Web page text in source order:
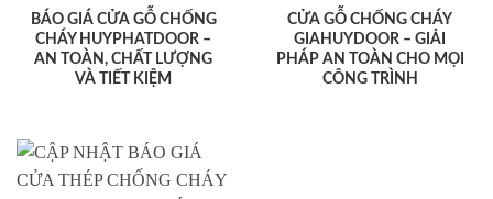
BÁO GIÁ CỬA GỖ CHỐNG
CHÁY HUYPHATDOOR –
AN TOÀN, CHẤT LƯỢNG
VÀ TIẾT KIỆM
CỬA GỖ CHỐNG CHÁY
GIAHUYDOOR – GIẢI
PHÁP AN TOÀN CHO MỌI
CÔNG TRÌNH